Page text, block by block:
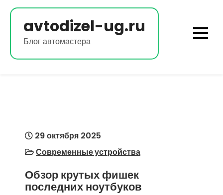
Перейти
содержимомуavtodizel-ug.ru
Блог автомастера
29 октября 2025
Современные устройства
Обзор крутых фишек
последних ноутбуков